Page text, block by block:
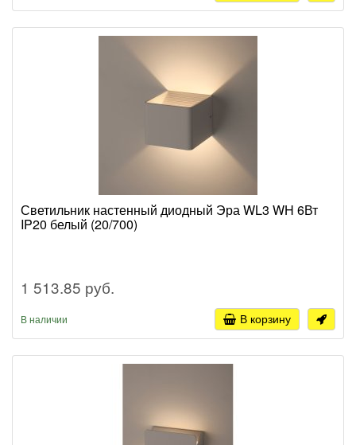
Светильник настенный диодный Эра WL3 WH 6Вт
IP20 белый (20/700)
1 513.85 руб.
В наличии В корзину